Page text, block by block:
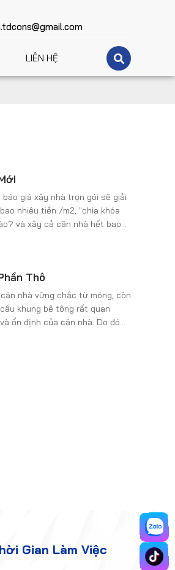
làm động lực phát triển
LIÊN HỆ
giá xây nhà trọn gói sẽ giải
nhiêu tiền /m2, "chìa khóa
và xây cả căn nhà hết bao
Thô
nhà vững chắc từ móng, còn
khung bê tông rất quan
ổn định của căn nhà. Do đó
Gian Làm Việc